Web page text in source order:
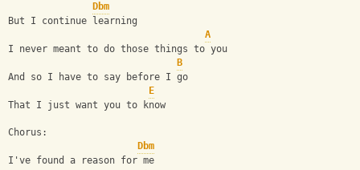
Dbm
But I continue learning
A
I never meant to do those things to you
B
And so I have to say before I go
E
That I just want you to know
Chorus:
Dbm
I've found a reason for me